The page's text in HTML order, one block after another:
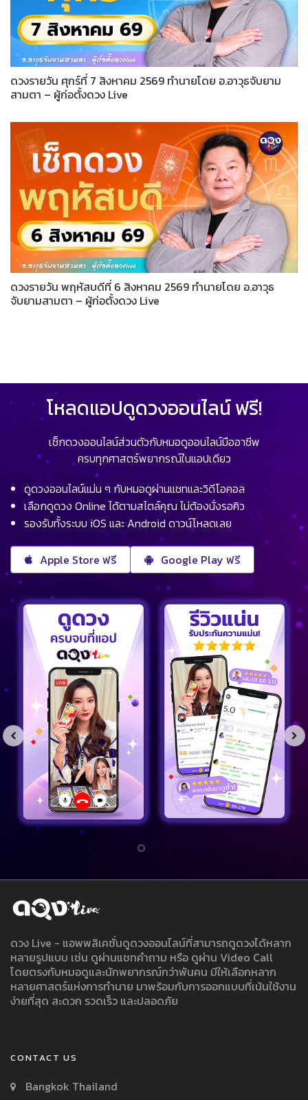
ดวงรายวัน ศุกร์ที่ 7 สิงหาคม 2569 ทำนายโดย อ.อาวุธจับยาม
สามตา – ผู้ก่อตั้งดวง Live
ดวงรายวัน พฤหัสบดีที่ 6 สิงหาคม 2569 ทำนายโดย อ.อาวุธ
จับยามสามตา – ผู้ก่อตั้งดวง Live
โหลดแอปดูดวงออนไลน์ ฟรี!
เช็กดวงออนไลน์ส่วนตัวกับหมอดูออนไลน์มืออาชีพ
ครบทุกศาสตร์พยากรณ์ในแอปเดียว
ดูดวงออนไลน์แม่น ๆ กับหมอดูผ่านแชทและวิดีโอคอล
เลือกดูดวง Online ได้ตามสไตล์คุณ ไม่ต้องนั่งรอคิว
รองรับทั้งระบบ iOS และ Android ดาวน์โหลดเลย
Apple Store ฟรี Google Play ฟรี
ดวง Live - แอพพลิเคชั่นดูดวงออนไลน์ที่สามารถดูดวงได้หลาก
หลายรูปแบบ เช่น ดูผ่านแชทคำถาม หรือ ดูผ่าน Video Call
โดยตรงกับหมอดูและนักพยากรณ์กว่าพันคน มีให้เลือกหลาก
หลายศาสตร์แห่งการทำนาย มาพร้อมกับการออกแบบที่เน้นใช้งาน
ง่ายที่สุด สะดวก รวดเร็ว และปลอดภัย
CONTACT US
Bangkok Thailand